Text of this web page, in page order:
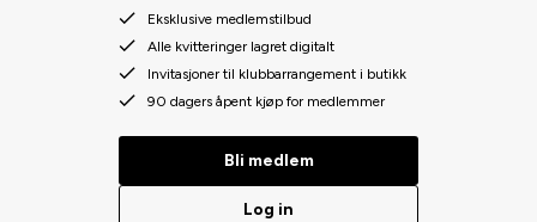
Eksklusive medlemstilbud
Alle kvitteringer lagret digitalt
Invitasjoner til klubbarrangement i butikk
90 dagers åpent kjøp for medlemmer
Bli medlem
Log in